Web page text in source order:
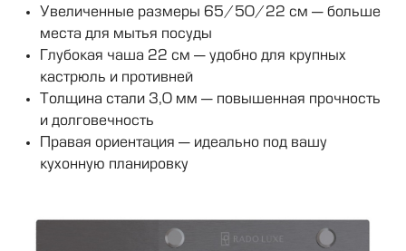
Увеличенные размеры 65/50/22 см — больше
места для мытья посуды
Глубокая чаша 22 см — удобно для крупных
кастрюль и противней
Толщина стали 3,0 мм — повышенная прочность
и долговечность
Правая ориентация — идеально под вашу
кухонную планировку